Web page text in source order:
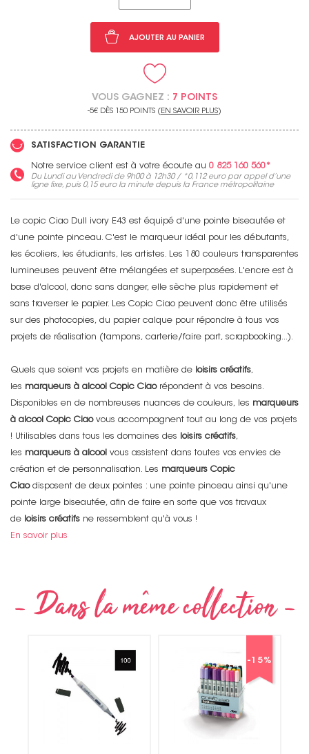
AJOUTER AU PANIER
VOUS GAGNEZ : 7 POINTS
-5€ DÈS 150 POINTS ( EN SAVOIR PLUS)
SATISFACTION GARANTIE
Notre service client est à votre écoute au 0 825 160 560*
Du Lundi au Vendredi de 9h00 à 12h30 / *0,112 europar appel d’une
ligne fixe, puis 0,15 eurola minute depuis la France métropolitaine
Le copic Ciao Dull ivory E43 est équipé d'une pointe biseautée et
d'une pointe pinceau. C'est le marqueur idéal pour les débutants,
les écoliers, les étudiants, les artistes. Les 180 couleurs transparentes
lumineuses peuvent être mélangées et superposées. L'encre est à
base d'alcool, donc sans danger, elle sèche plus rapidement et
sans traverser le papier. Les Copic Ciao peuvent donc être utilisés
sur des photocopies, du papier calque pour répondre à tous vos
projets de réalisation (tampons, carterie/faire part, scrapbooking...).
Quels que soient vos projets en matière de loisirs créatifs,
les marqueurs à alcool Copic Ciaorépondent à vos besoins.
Disponibles en de nombreuses nuances de couleurs, les marqueurs
à alcool Copic Ciaovous accompagnent tout au long de vos projets
! Utilisables dans tous les domaines des
loisirs créatifs,
les marqueurs à alcool vous assistent dans toutes vos envies de
création et de personnalisation. Les marqueurs Copic
Ciaodisposent de deux pointes : une pointe pinceau ainsi qu'une
pointe large biseautée, afin de faire en sorte que vos travaux
de loisirs créatifs ne ressemblent qu'à vous !
En savoir plus
-15%